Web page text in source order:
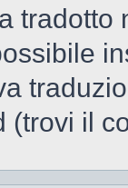
(trovi il